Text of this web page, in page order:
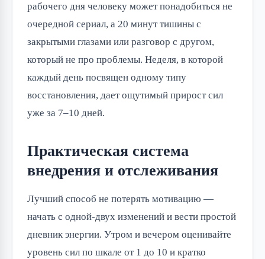
рабочего дня человеку может понадобиться не
очередной сериал, а 20 минут тишины с
закрытыми глазами или разговор с другом,
который не про проблемы. Неделя, в которой
каждый день посвящен одному типу
восстановления, дает ощутимый прирост сил
уже за 7–10 дней.
Практическая система
внедрения и отслеживания
Лучший способ не потерять мотивацию —
начать с одной-двух изменений и вести простой
дневник энергии. Утром и вечером оценивайте
уровень сил по шкале от 1 до 10 и кратко